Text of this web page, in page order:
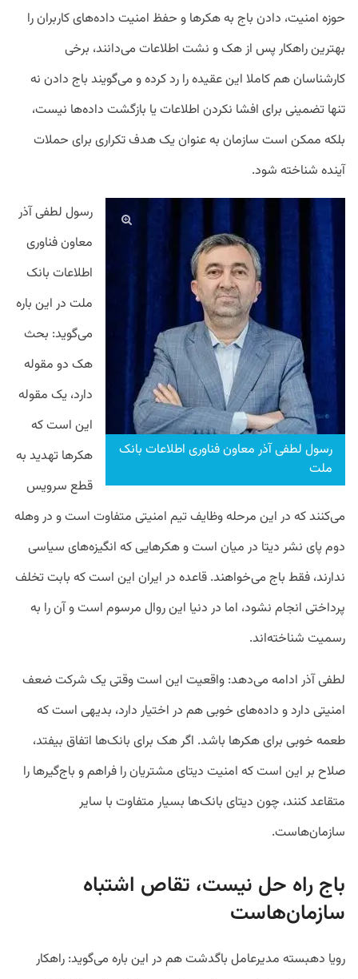
حوزه امنیت، دادن باج به هکرها و حفظ امنیت داده‌های کاربران را
بهترین راهکار پس از هک و نشت اطلاعات می‌دانند، برخی
کارشناسان هم کاملا این عقیده را رد کرده و می‌گویند باج دادن نه
تنها تضمینی برای افشا نکردن اطلاعات یا بازگشت داده‌ها نیست،
بلکه ممکن است سازمان به عنوان یک هدف تکراری برای حملات
آینده شناخته شود.
رسول لطفی آذر معاون فناوری اطلاعات بانک
ملت
رسول لطفی آذر
معاون فناوری
اطلاعات بانک
ملت در این باره
می‌گوید: بحث
هک دو مقوله
دارد، یک مقوله
این است که
هکرها تهدید به
قطع سرویس
می‌کنند که در این مرحله وظایف تیم امنیتی متفاوت است و در وهله
دوم پای نشر دیتا در میان است و هکرهایی که انگیزه‌های سیاسی
ندارند، فقط باج می‌خواهند. قاعده در ایران این است که بابت تخلف
پرداختی انجام نشود، اما در دنیا این روال مرسوم است و آن را به
رسمیت شناخته‌اند.
لطفی آذر ادامه می‌‌دهد: واقعیت این است وقتی یک شرکت ضعف
امنیتی دارد و داده‌‌های خوبی هم در اختیار دارد، بدیهی است که
طعمه خوبی برای هکرها باشد. اگر هک برای بانک‌ها اتفاق بیفتد،
صلاح بر این است که امنیت دیتای مشتریان را فراهم و باج‌گیرها را
متقاعد کنند، چون دیتای بانک‌ها بسیار متفاوت با سایر
سازمان‌هاست.
باج راه حل نیست، تقاص اشتباه
سازمان‌هاست
رویا دهبسته مدیرعامل باگدشت هم در این باره می‌گوید: راهکار